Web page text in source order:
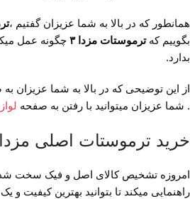
همانطور که در بالا به شما عزیزان گفتیم ،
بگوییم کهترموستات مزدا ۳
چگونه عمل
بدارد.
از این توضیحی که در بالا به شما
. شما عزیزان میتوانید با رفتن به صفحه
خرید ترموستات اصلی مزدا 3
امروزه تشخیص کالای اصل و فیک سخت شده
راهنمایی میکند تا بتوانید بهترین کیفیت و یک خرید ترموستات اصلی